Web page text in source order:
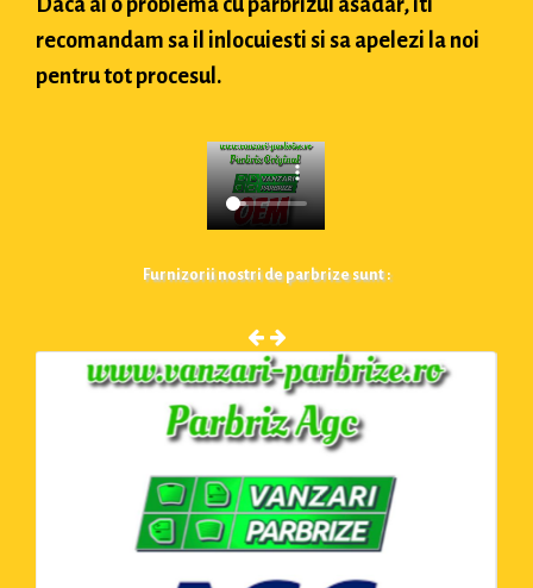
recomandam sa il inlocuiesti si sa apelezi la noi
pentru tot procesul.
Furnizorii nostri de parbrize sunt :